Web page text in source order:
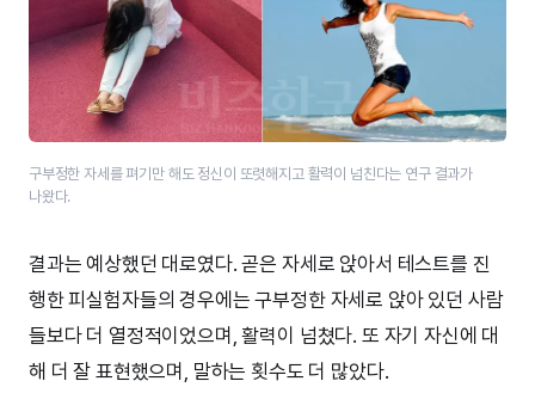
구부정한 자세를 펴기만 해도 정신이 또렷해지고 활력이 넘친다는 연구 결과가
나왔다.
결과는 예상했던 대로였다. 곧은 자세로 앉아서 테스트를 진
행한 피실험자들의 경우에는 구부정한 자세로 앉아 있던 사람
들보다 더 열정적이었으며, 활력이 넘쳤다. 또 자기 자신에 대
해 더 잘 표현했으며, 말하는 횟수도 더 많았다.